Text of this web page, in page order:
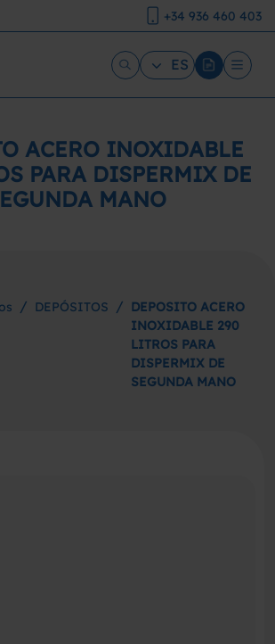
+34 936 460 403
ES
ACERO INOXIDABLE
PARA DISPERMIX DE
MANO
/ DEPÓSITOS / DEPOSITO ACERO
INOXIDABLE 290
LITROS PARA
DISPERMIX DE
SEGUNDA MANO